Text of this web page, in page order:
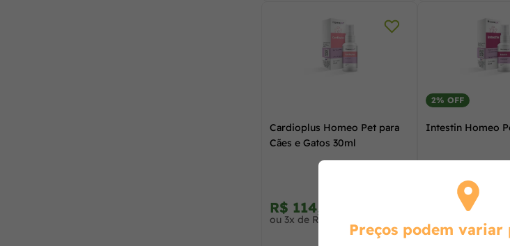
Cardioplus Homeo Pet para
Cães e Gatos 30ml
R$ 114,56
ou 3x de R$ 38,97 no cartão
2% OFF
Intestin Homeo
R$ 109,99
R$ 105,83
Preços podem variar